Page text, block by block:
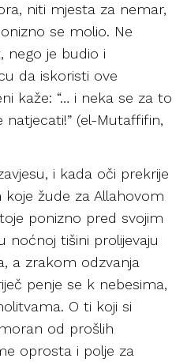
niti mjesta za nemar,
se molio. Ne
nego je budio i
da iskoristi ove
kaže: “… i neka se za to
(el-Mutaffifin,
i kada oči prekrije
žude za Allahovom
ponizno pred svojim
noćnoj tišini prolijevaju
a zrakom odzvanja
penje se k nebesima,
O ti koji si
od prošlih
oprosta i polje za